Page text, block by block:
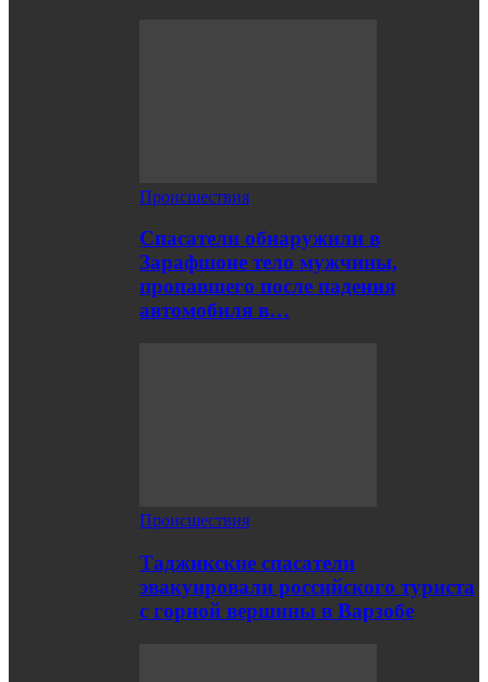
Происшествия
Спасатели обнаружили в
Зарафшоне тело мужчины,
пропавшего после падения
автомобиля в…
Происшествия
Таджикские спасатели
эвакуировали российского туриста
с горной вершины в Варзобе